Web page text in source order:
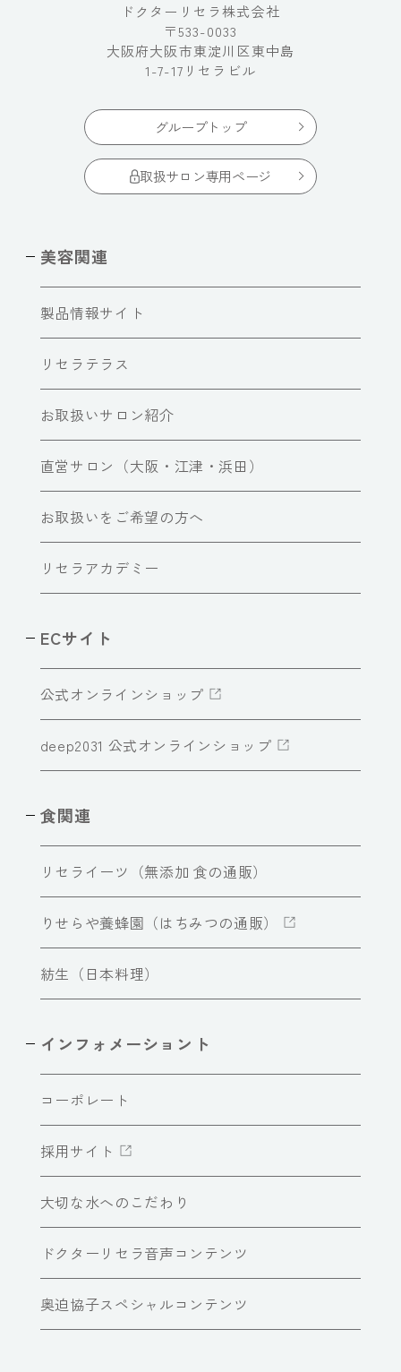
ドクターリセラ株式会社
〒533-0033
大阪府大阪市東淀川区東中島
1-7-17リセラビル
グループトップ
取扱サロン専用ページ
美容関連
製品情報サイト
リセラテラス
お取扱いサロン紹介
直営サロン（大阪・江津・浜田）
お取扱いをご希望の方へ
リセラアカデミー
ECサイト
公式オンラインショップ
deep2031 公式オンラインショップ
食関連
リセライーツ（無添加 食の通販）
りせらや養蜂園（はちみつの通販）
紡生（日本料理）
インフォメーショント
コーポレート
採用サイト
大切な水へのこだわり
ドクターリセラ音声コンテンツ
奥迫協子スペシャルコンテンツ